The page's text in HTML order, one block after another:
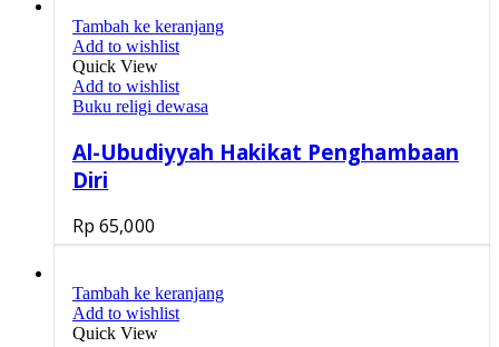
Tambah ke keranjang
Add to wishlist
Quick View
Add to wishlist
Buku religi dewasa
Al-Ubudiyyah Hakikat Penghambaan
Diri
Rp 65,000
Tambah ke keranjang
Add to wishlist
Quick View